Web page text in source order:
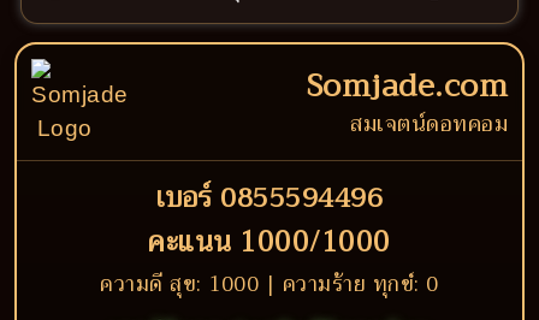
Somjade.com
สมเจตน์ดอทคอม
เบอร์ 0855594496
คะแนน 1000/1000
ความดี สุข: 1000 | ความร้าย ทุกข์: 0